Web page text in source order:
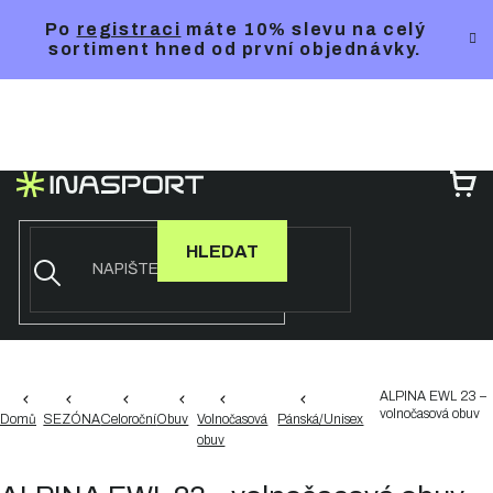
Po registraci máte 10% slevu na celý
sortiment hned od první objednávky.
HLEDAT
Domů SEZÓNACeloročníObuv
Volnočasová
obuv
Pánská/Unisex
ALPINA EWL 23 –
volnočasová obuv